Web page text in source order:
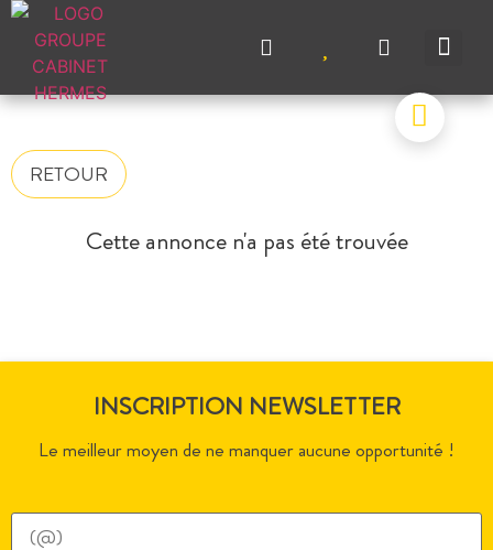
RETOUR
Cette annonce n'a pas été trouvée
INSCRIPTION NEWSLETTER
Le meilleur moyen de ne manquer aucune opportunité !